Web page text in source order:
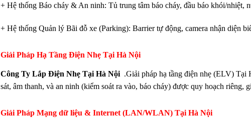
+ Hệ thống Báo cháy & An ninh: Tủ trung tâm báo cháy, đầu báo khói/nhiệt,
+ Hệ thống Quản lý Bãi đỗ xe (Parking): Barrier tự động, camera nhận diện
Giải Pháp Hạ Tầng Điện Nhẹ Tại Hà Nội
Công Ty Lắp Điện Nhẹ Tại Hà Nội .Giải pháp hạ tầng điện nhẹ (ELV) Tại
sát, âm thanh, và an ninh (kiểm soát ra vào, báo cháy) được quy hoạch riêng,
Giải Pháp Mạng dữ liệu & Internet (LAN/WLAN) Tại Hà Nội